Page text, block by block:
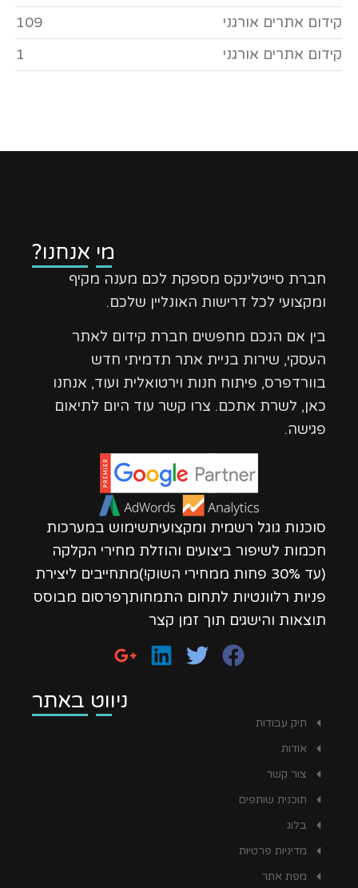
קידום אתרים אורגני
109
קידום אתרים אורגני
1
מי אנחנו?
חברת סייטלינקס מספקת לכם מענה מקיף
ומקצועי לכל דרישות האונליין שלכם.
בין אם הנכם מחפשים חברת קידום לאתר
העסקי, שירות בניית אתר תדמיתי חדש
בוורדפרס, פיתוח חנות וירטואלית ועוד, אנחנו
כאן, לשרת אתכם. צרו קשר עוד היום לתיאום
פגישה.
סוכנות גוגל רשמית ומקצועיתשימוש במערכות
חכמות לשיפור ביצועים והוזלת מחירי הקלקה
(עד 30% פחות ממחירי השוק!)מתחייבים ליצירת
פניות רלוונטיות לתחום התמחותךפרסום מבוסס
תוצאות והישגים תוך זמן קצר
ניווט באתר
תיק עבודות
אודות
צור קשר
תוכנית שותפים
בלוג
מדיניות פרטיות
מפת אתר